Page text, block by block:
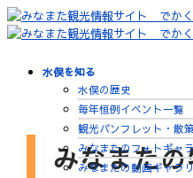
水俣を知る
水俣の歴史
毎年恒例イベント一覧
観光パンフレット・散
みなまたのフォトギャ
みなまたの動画ギャラ
みなまた